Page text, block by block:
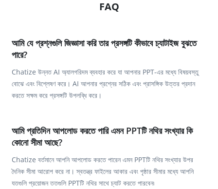
FAQ
আমি যে প্রশ্নগুলি জিজ্ঞাসা করি তার প্রসঙ্গটি কীভাবে চ্যাটাইজ বুঝতে
পারে?
Chatize উন্নত AI অ্যালগরিদম ব্যবহার করে যা আপনার PPT-এর মধ্যে বিষয়বস্তু
বোঝে এবং বিশ্লেষণ করে। AI আপনার প্রশ্নের সঠিক এবং প্রাসঙ্গিক উত্তর প্রদান
করতে সক্ষম করে প্রসঙ্গটি উপলব্ধি করে।
আমি প্রতিদিন আপলোড করতে পারি এমন PPTটি নথির সংখ্যার কি
কোনো সীমা আছে?
Chatize বর্তমানে আপনি আপলোড করতে পারেন এমন PPTটি নথির সংখ্যার উপর
দৈনিক সীমা আরোপ করে না। স্বতন্ত্র ফাইলের আকার এবং পৃষ্ঠার সীমার মধ্যে আপনি
যতগুলি প্রয়োজন ততগুলি PPTটি নথির সাথে চ্যাট করতে পারবেন৷